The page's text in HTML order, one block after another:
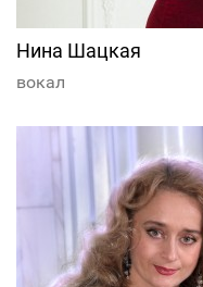
Нина Шацкая
вокал